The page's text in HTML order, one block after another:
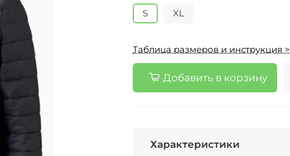
S
XL
Таблица размеров и инструкция >
Добавить в корзину
Характеристики